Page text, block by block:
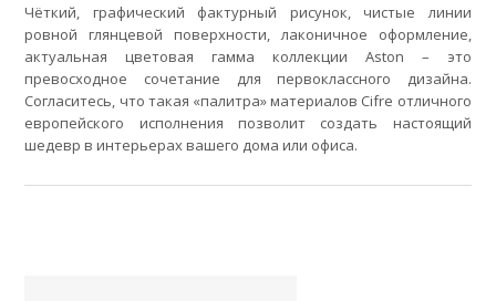
Чёткий, графический фактурный рисунок, чистые линии
ровной глянцевой поверхности, лаконичное оформление,
актуальная цветовая гамма коллекции Aston – это
превосходное сочетание для первоклассного дизайна.
Согласитесь, что такая «палитра» материалов Cifre отличного
европейского исполнения позволит создать настоящий
шедевр в интерьерах вашего дома или офиса.